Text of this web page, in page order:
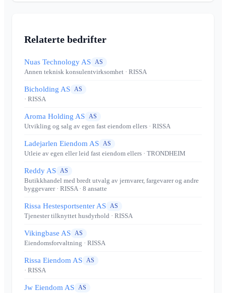
Relaterte bedrifter
Nuas Technology AS AS
Annen teknisk konsulentvirksomhet · RISSA
Bicholding AS AS
· RISSA
Aroma Holding AS AS
Utvikling og salg av egen fast eiendom ellers · RISSA
Ladejarlen Eiendom AS AS
Utleie av egen eller leid fast eiendom ellers · TRONDHEIM
Reddy AS AS
Butikkhandel med bredt utvalg av jernvarer, fargevarer og andre
byggevarer· RISSA· 8 ansatte
Rissa Hestesportsenter AS AS
Tjenester tilknyttet husdyrhold · RISSA
Vikingbase AS AS
Eiendomsforvaltning · RISSA
Rissa Eiendom AS AS
· RISSA
Jw Eiendom AS AS